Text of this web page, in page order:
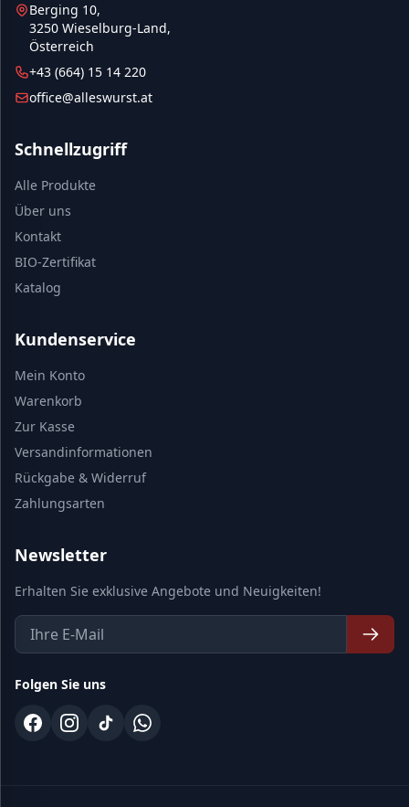
Berging 10,
3250 Wieselburg-Land,
Österreich
+43 (664) 15 14 220
office@alleswurst.at
Schnellzugriff
Alle Produkte
Über uns
Kontakt
BIO-Zertifikat
Katalog
Kundenservice
Mein Konto
Warenkorb
Zur Kasse
Versandinformationen
Rückgabe & Widerruf
Zahlungsarten
Newsletter
Erhalten Sie exklusive Angebote und Neuigkeiten!
Folgen Sie uns